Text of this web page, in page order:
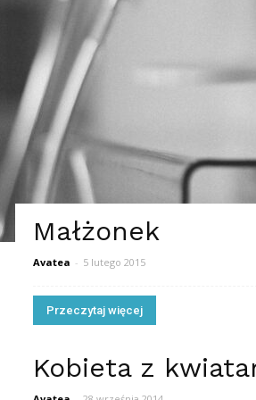
Małżonek
Avatea - 5 lutego 2015
Przeczytaj więcej
Kobieta z